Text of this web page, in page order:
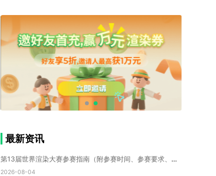
渲染溢色
EEVEE渲染器
C4D教程
Corona降噪器
奥斯卡 电影
建模渲染
人物建模渲染
在线建模渲染
北京渲染农场
成都动画渲染
免费渲染农场
网络渲染农场
个人渲染农场
小型渲染农场
自建渲染农场
视频渲染农场
渲染农场软件
cpu渲染农场
渲染农场费用
渲染农场下载
模型软件
建模渲染软件
三维建模渲染
3d建模渲染
云渲染农场
C4D渲染农场
渲染农场收费
云渲染农场价格
瑞云渲染农场价格
动画渲染农场
最新资讯
第13届世界渲染大赛参赛指南（附参赛时间、参赛要求、赛事奖励等）
2026-08-04